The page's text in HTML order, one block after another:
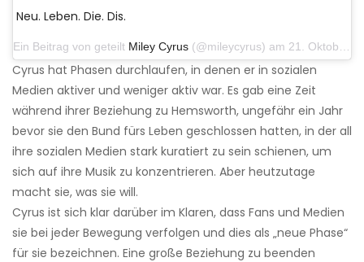
Neu. Leben. Die. Dis.
Ein Beitrag von geteilt Miley Cyrus (@mileycyrus) am 21. Oktober 2019 um 12:31 Uhr PDT
Cyrus hat Phasen durchlaufen, in denen er in sozialen
Medien aktiver und weniger aktiv war. Es gab eine Zeit
während ihrer Beziehung zu Hemsworth, ungefähr ein Jahr
bevor sie den Bund fürs Leben geschlossen hatten, in der all
ihre sozialen Medien stark kuratiert zu sein schienen, um
sich auf ihre Musik zu konzentrieren. Aber heutzutage
macht sie, was sie will.
Cyrus ist sich klar darüber im Klaren, dass Fans und Medien
sie bei jeder Bewegung verfolgen und dies als „neue Phase“
für sie bezeichnen. Eine große Beziehung zu beenden